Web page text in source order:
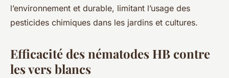
l’environnement et durable, limitant l’usage des
pesticides chimiques dans les jardins et cultures.
Efficacité des nématodes HB contre
les vers blancs